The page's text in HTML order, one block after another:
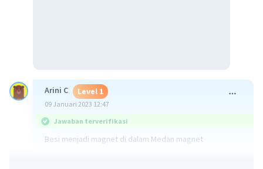
Arini C Level 1
09 Januari 2023 12:47
Jawaban terverifikasi
Besi menjadi magnet di dalam Medan magnet